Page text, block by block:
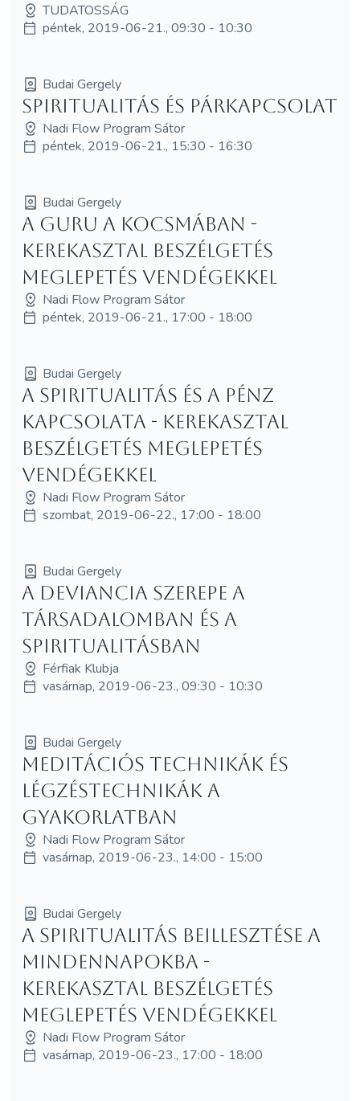
TUDATOSSÁG
péntek, 2019-06-21., 09:30 - 10:30
Budai Gergely
Spiritualitás és párkapcsolat
Nadi Flow Program Sátor
péntek, 2019-06-21., 15:30 - 16:30
Budai Gergely
A guru a kocsmában -
Kerekasztal beszélgetés
meglepetés vendégekkel
Nadi Flow Program Sátor
péntek, 2019-06-21., 17:00 - 18:00
Budai Gergely
A spiritualitás és a pénz
kapcsolata - Kerekasztal
beszélgetés meglepetés
vendégekkel
Nadi Flow Program Sátor
szombat, 2019-06-22., 17:00 - 18:00
Budai Gergely
A deviancia szerepe a
társadalomban és a
spiritualitásban
Férfiak Klubja
vasárnap, 2019-06-23., 09:30 - 10:30
Budai Gergely
Meditációs technikák és
légzéstechnikák a
gyakorlatban
Nadi Flow Program Sátor
vasárnap, 2019-06-23., 14:00 - 15:00
Budai Gergely
A spiritualitás beillesztése a
mindennapokba -
Kerekasztal beszélgetés
meglepetés vendégekkel
Nadi Flow Program Sátor
vasárnap, 2019-06-23., 17:00 - 18:00